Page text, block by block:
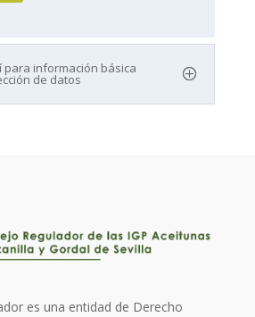
para información básica
de datos
es una entidad de Derecho